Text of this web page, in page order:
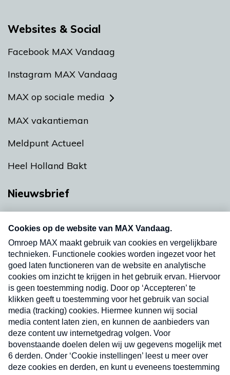
Websites & Social
Facebook MAX Vandaag
Instagram MAX Vandaag
MAX op sociale media
MAX vakantieman
Meldpunt Actueel
Heel Holland Bakt
Nieuwsbrief
nieuwsbrief. Elke vrijdag- en dinsdagochtend in
uw mailbox.
Verzend
Nieuwsbrief